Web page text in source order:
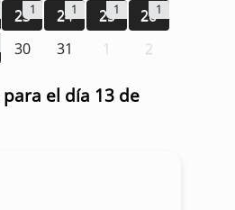
231 241 251 261
30 31 1 2
el día 13 de